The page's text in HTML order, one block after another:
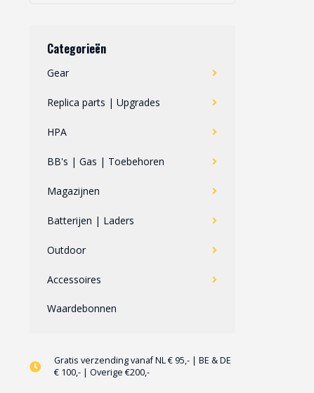
Categorieën
Gear
Replica parts | Upgrades
HPA
BB's | Gas | Toebehoren
Magazijnen
Batterijen | Laders
Outdoor
Accessoires
Waardebonnen
Gratis verzending vanaf NL € 95,- | BE & DE
€ 100,- | Overige €200,-